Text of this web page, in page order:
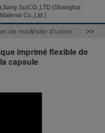
Su)CO.,LTD (Shanghai
Co.,Ltd.)
de nousVisite d'usine >>
imprimé flexible de
capsule